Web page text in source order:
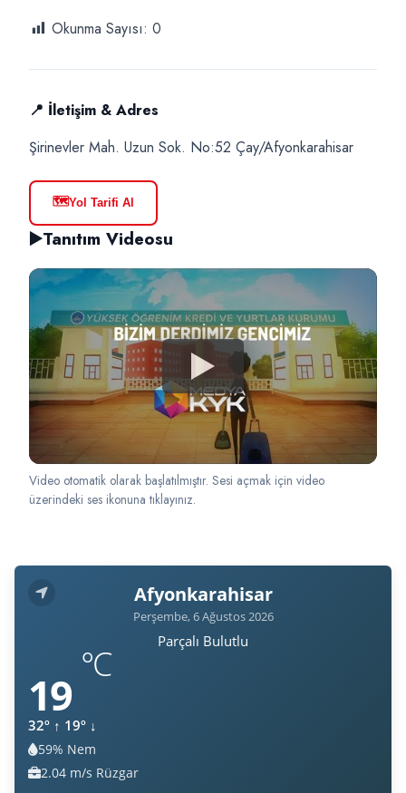
Okunma Sayısı: 0
📍 İletişim & Adres
Şirinevler Mah. Uzun Sok. No:52 Çay/Afyonkarahisar
🗺️Yol Tarifi Al
▶️Tanıtım Videosu
Video otomatik olarak başlatılmıştır. Sesi açmak için video
üzerindeki ses ikonuna tıklayınız.
Afyonkarahisar
Perşembe, 6 Ağustos 2026
Parçalı Bulutlu
19
°C
32º ↑ 19º ↓
Nem:
59% Nem
Rüzgar:
2.04 m/s Rüzgar